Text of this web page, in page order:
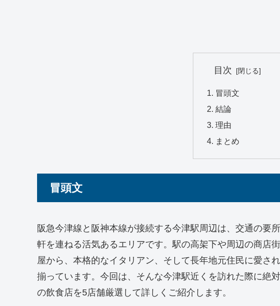
目次
冒頭文
結論
理由
まとめ
冒頭文
阪急今津線と阪神本線が接続する今津駅周辺は、交通の要
軒を連ねる活気あるエリアです。駅の高架下や周辺の商店
屋から、本格的なイタリアン、そして長年地元住民に愛さ
揃っています。今回は、そんな今津駅近くを訪れた際に絶
の飲食店を5店舗厳選して詳しくご紹介します。